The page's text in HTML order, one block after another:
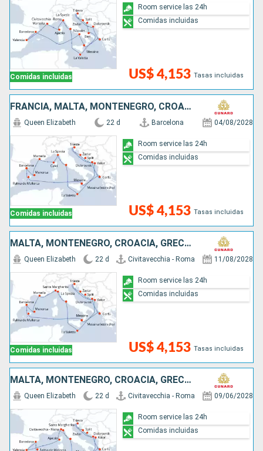
Comidas incluidas US$ 4,153 Tasas incluidas
Room service las 24h
Comidas incluidas
FRANCIA, MALTA, MONTENEGRO, CROACIA, GRECIA, ITALIA, ESPAÑA
Comidas incluidas
Queen Elizabeth 22 d Barcelona 04/08/2028
US$ 4,153 Tasas incluidas
Room service las 24h
Comidas incluidas
MALTA, MONTENEGRO, CROACIA, GRECIA, ESPAÑA, FRANCIA, ITALIA
Comidas incluidas
Queen Elizabeth 22 d Civitavecchia - Roma 11/08/2028
US$ 4,153 Tasas incluidas
Room service las 24h
Comidas incluidas
MALTA, MONTENEGRO, CROACIA, GRECIA, ESPAÑA, FRANCIA, ITALIA
Queen Elizabeth 22 d Civitavecchia - Roma 09/06/2028
Room service las 24h
Comidas incluidas